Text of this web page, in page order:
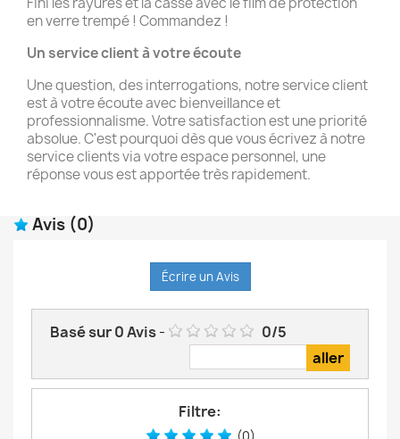
en verre trempé ! Commandez !
Un service client à votre écoute
Une question, des interrogations, notre service client
est à votre écoute avec bienveillance et
professionnalisme. Votre satisfaction est une priorité
absolue. C'est pourquoi dès que vous écrivez à notre
service clients via votre espace personnel, une
réponse vous est apportée très rapidement.
Avis (0)
Écrire un Avis
Basé sur0Avis- 0/5
Filtre: